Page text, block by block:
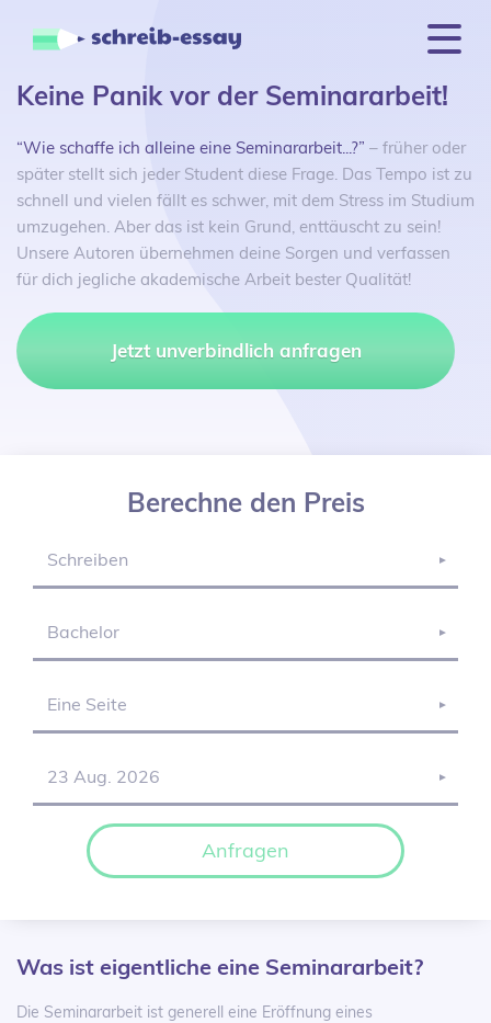
Keine Panik vor der Seminararbeit!
“Wie schaffe ich alleine eine Seminararbeit...?” – früher oder
später stellt sich jeder Student diese Frage. Das Tempo ist zu
schnell und vielen fällt es schwer, mit dem Stress im Studium
umzugehen. Aber das ist kein Grund, enttäuscht zu sein!
Unsere Autoren übernehmen deine Sorgen und verfassen
für dich jegliche akademische Arbeit bester Qualität!
Jetzt unverbindlich anfragen
Berechne den Preis
▼
▼
▼
▼
Anfragen
Was ist eigentliche eine Seminararbeit?
Die Seminararbeit ist generell eine Eröffnung eines